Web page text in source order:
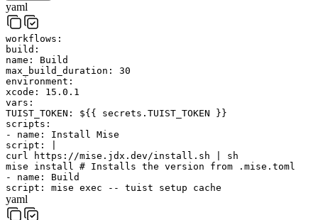
yaml
workflows :
build :
name :
Build
max_build_duration :
30
environment :
xcode :
15.0.1
vars :
TUIST_TOKEN :
${{ secrets.TUIST_TOKEN }}
scripts :
-
name :
Install Mise
script :
curl
https://mise.jdx.dev/install.sh
sh
mise
install # Installs the version from .mise.toml
-
name :
Build
script : mise exec -- tuist setup cache
yaml